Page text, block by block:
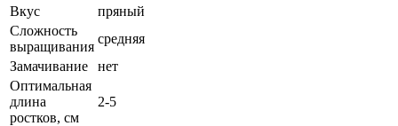
Вкус
пряный
Сложность
выращивания
средняя
Замачивание
нет
Оптимальная
длина
ростков, см
2-5